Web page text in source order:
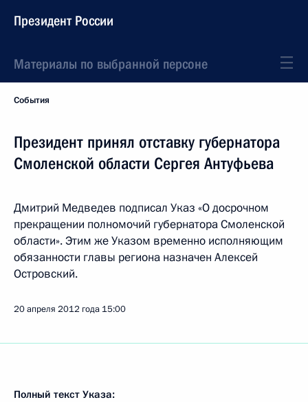
Президент России
Материалы по выбранной персоне
События
Президент принял отставку губернатора
Смоленской области Сергея Антуфьева
Дмитрий Медведев подписал Указ «О досрочном
прекращении полномочий губернатора Смоленской
области». Этим же Указом временно исполняющим
обязанности главы региона назначен Алексей
Островский.
20 апреля 2012 года 15:00
Полный текст Указа: